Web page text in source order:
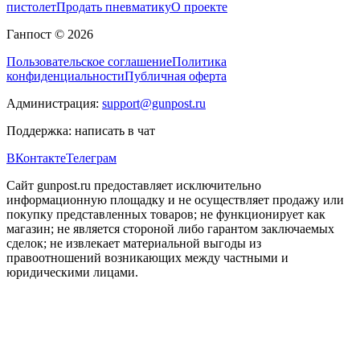
пистолетПродать пневматикуО проекте
Ганпост © 2026
Пользовательское соглашениеПолитика
конфиденциальностиПубличная оферта
Администрация: support@gunpost.ru
Поддержка: написать в чат
ВКонтактеТелеграм
Сайт gunpost.ru предоставляет исключительно
информационную площадку и не осуществляет продажу или
покупку представленных товаров; не функционирует как
магазин; не является стороной либо гарантом заключаемых
сделок; не извлекает материальной выгоды из
правоотношений возникающих между частными и
юридическими лицами.